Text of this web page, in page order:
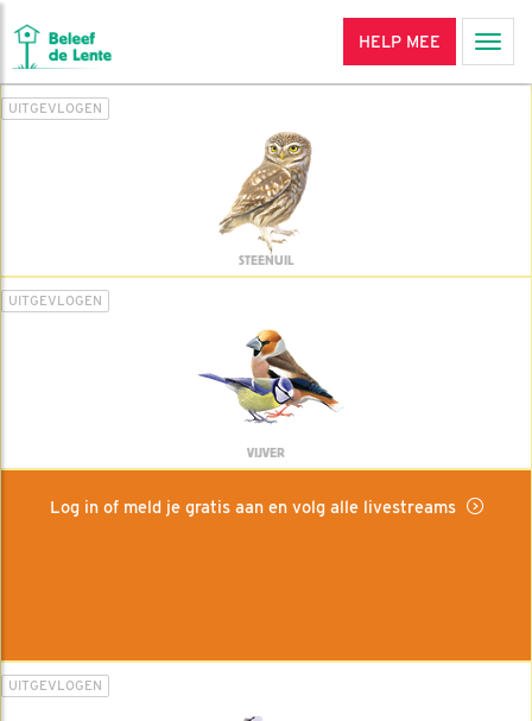
HELP MEE
UITGEVLOGEN
STEENUIL
UITGEVLOGEN
VIJVER
Log in of meld je gratis aan en volg alle livestreams
UITGEVLOGEN